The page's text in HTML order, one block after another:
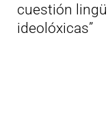
cuestión
ideolóxicas”